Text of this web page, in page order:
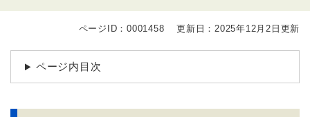
文
ページID：0001458 更新日：2025年12月2日更新
ページ内目次